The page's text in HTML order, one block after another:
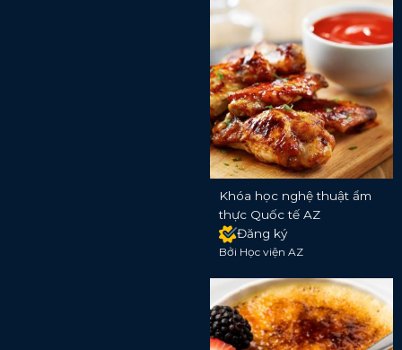
Khóa học nghệ thuật ẩm
thực Quốc tế AZ
Đăng ký
Bởi Học viện AZ